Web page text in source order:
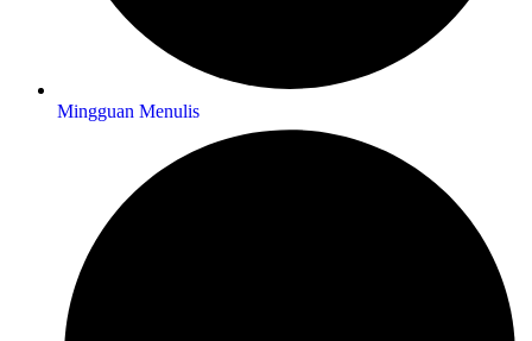
Mingguan Menulis